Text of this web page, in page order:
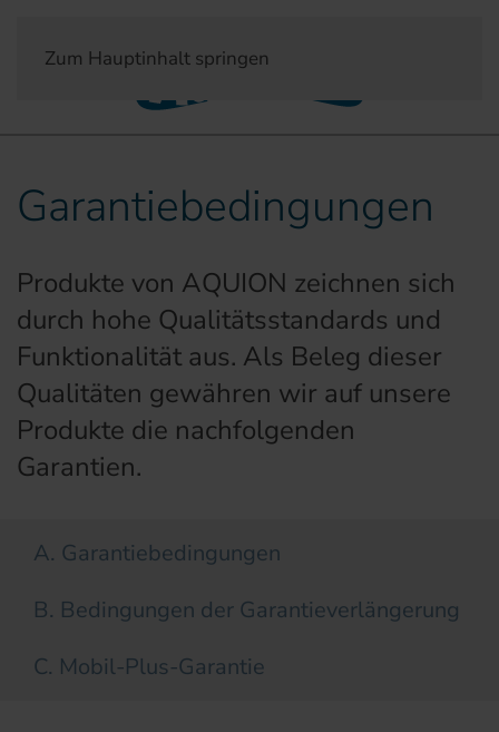
Zum Hauptinhalt springen
Garantiebedingungen
Produkte von AQUION zeichnen sich
durch hohe Qualitätsstandards und
Funktionalität aus. Als Beleg dieser
Qualitäten gewähren wir auf unsere
Produkte die nachfolgenden
Garantien.
A. Garantiebedingungen
B. Bedingungen der Garantieverlängerung
C. Mobil-Plus-Garantie